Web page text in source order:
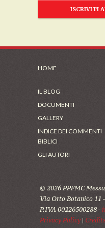
ISCRIVITI
HOME
IL BLOG
DOCUMENTI
GALLERY
INDICE DEI COMMENTI
BIBLICI
GLI AUTORI
© 2026 PPFMC
Via Orto Botanico 11
P.IVA 00226500288 -
Privacy Policy| Credits